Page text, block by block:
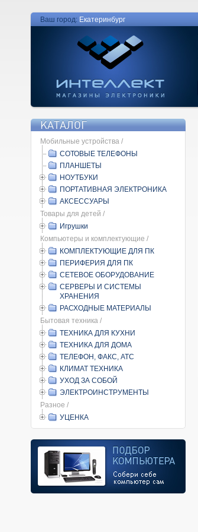
Ваш город: Екатеринбург
КАТАЛОГ
Мобильные устройства /
СОТОВЫЕ ТЕЛЕФОНЫ
ПЛАНШЕТЫ
НОУТБУКИ
ПОРТАТИВНАЯ ЭЛЕКТРОНИКА
АКСЕССУАРЫ
Товары для детей /
Игрушки
Компьютеры и комплектующие /
КОМПЛЕКТУЮЩИЕ ДЛЯ ПК
ПЕРИФЕРИЯ ДЛЯ ПК
СЕТЕВОЕ ОБОРУДОВАНИЕ
СЕРВЕРЫ И СИСТЕМЫ
ХРАНЕНИЯ
РАСХОДНЫЕ МАТЕРИАЛЫ
Бытовая техника /
ТЕХНИКА ДЛЯ КУХНИ
ТЕХНИКА ДЛЯ ДОМА
ТЕЛЕФОН, ФАКС, АТС
КЛИМАТ ТЕХНИКА
УХОД ЗА СОБОЙ
ЭЛЕКТРОИНСТРУМЕНТЫ
Разное /
УЦЕНКА